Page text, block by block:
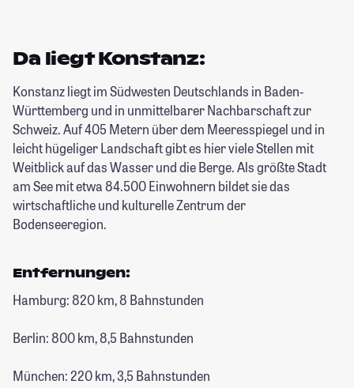
Da liegt Konstanz:
Konstanz liegt im Südwesten Deutschlands in Baden-
Württemberg und in unmittelbarer Nachbarschaft zur
Schweiz. Auf 405 Metern über dem Meeresspiegel und in
leicht hügeliger Landschaft gibt es hier viele Stellen mit
Weitblick auf das Wasser und die Berge. Als größte Stadt
am See mit etwa 84.500 Einwohnern bildet sie das
wirtschaftliche und kulturelle Zentrum der
Bodenseeregion.
Entfernungen:
Hamburg: 820 km, 8 Bahnstunden
Berlin: 800 km, 8,5 Bahnstunden
München: 220 km, 3,5 Bahnstunden